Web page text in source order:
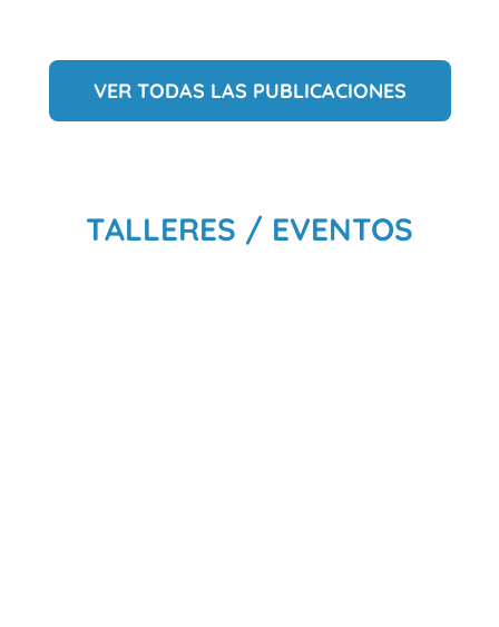
VER TODAS LAS PUBLICACIONES
TALLERES / EVENTOS